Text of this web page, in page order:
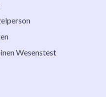
Wesenstest